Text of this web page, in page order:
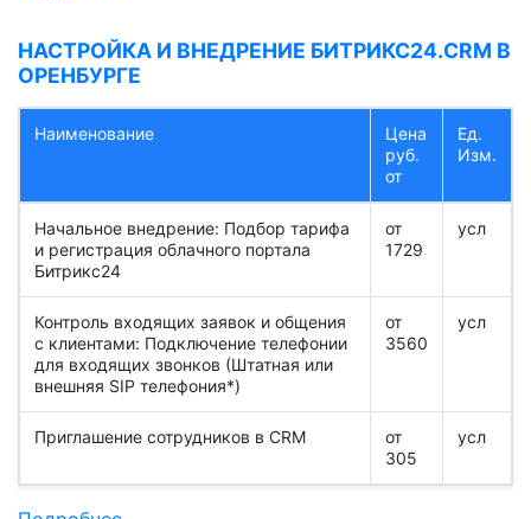
НАСТРОЙКА И ВНЕДРЕНИЕ БИТРИКС24.CRM В
ОРЕНБУРГЕ
Наименование
Цена
руб.
от
Ед.
Изм.
Начальное внедрение: Подбор тарифа
и регистрация облачного портала
Битрикс24
от
1729
усл
Контроль входящих заявок и общения
с клиентами: Подключение телефонии
для входящих звонков (Штатная или
внешняя SIP телефония*)
от
3560
усл
Приглашение сотрудников в CRM
от
305
усл